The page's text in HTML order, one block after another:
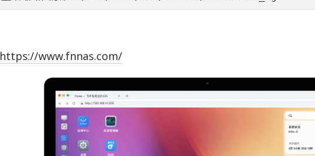
https://www.fnnas.com/